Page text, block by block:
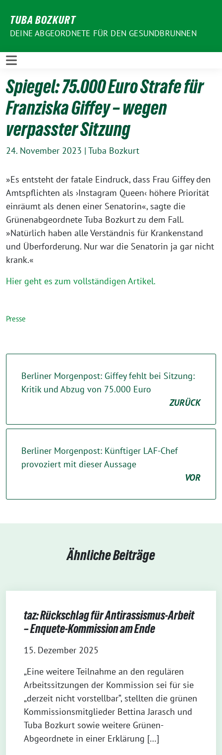
zum
Inhalt
TUBA BOZKURT
DEINE ABGEORDNETE FÜR DEN GESUNDBRUNNEN
Spiegel: 75.000 Euro Strafe für
Franziska Giffey – wegen
verpasster Sitzung
24. November 2023 | Tuba Bozkurt
»Es entsteht der fatale Eindruck, dass Frau Giffey den
Amtspflichten als ›Instagram Queen‹ höhere Priorität
einräumt als denen einer Senatorin«, sagte die
Grünenabgeordnete Tuba Bozkurt zu dem Fall.
»Natürlich haben alle Verständnis für Krankenstand
und Überforderung. Nur war die Senatorin ja gar nicht
krank.«
Hier geht es zum vollständigen Artikel.
Presse
Berliner Morgenpost: Giffey fehlt bei Sitzung:
Kritik und Abzug von 75.000 Euro
ZURÜCK
Berliner Morgenpost: Künftiger LAF-Chef
provoziert mit dieser Aussage
VOR
Ähnliche Beiträge
taz: Rückschlag für Antirassismus-Arbeit
– Enquete-Kommission am Ende
15. Dezember 2025
„Eine weitere Teilnahme an den regulären
Arbeitssitzungen der Kommission sei für sie
„derzeit nicht vorstellbar“, stellten die grünen
Kommissionsmitglieder Bettina Jarasch und
Tuba Bozkurt sowie weitere Grünen-
Abgeordnete in einer Erklärung […]